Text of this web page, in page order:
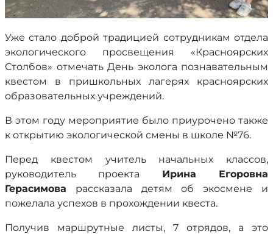
Уже стало доброй традицией сотрудникам отдела
экологического просвещения «Красноярских
Столбов» отмечать День эколога познавательным
квестом в пришкольных лагерях красноярских
образовательных учреждений.
В этом году мероприятие было приурочено также
к открытию экологической смены в школе №76.
Перед квестом учитель начальных классов,
руководитель проекта Ирина Егоровна
Герасимова рассказала детям об экосмене и
пожелала успехов в прохождении квеста.
Получив маршрутные листы, 7 отрядов, а это